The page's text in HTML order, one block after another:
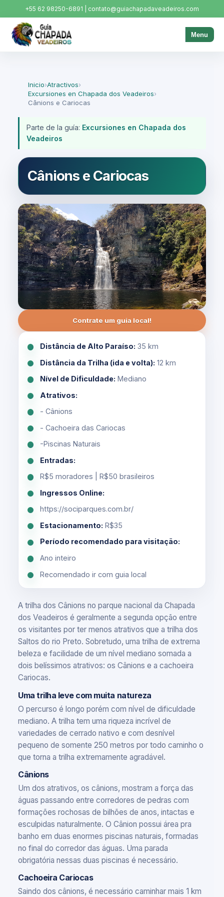
+55 62 98250-6891 | contato@guiachapadaveadeiros.com
Menu
Inicio›Atractivos›
Excursiones en Chapada dos Veadeiros›
Cânions e Cariocas
Parte de la guía: Excursiones en Chapada dos
Veadeiros
Cânions e Cariocas
Contrate um guia local!
Distância de Alto Paraíso: 35 km
Distância da Trilha (ida e volta): 12 km
Nível de Dificuldade: Mediano
Atrativos:
- Cânions
- Cachoeira das Cariocas
-Piscinas Naturais
Entradas:
R$5 moradores | R$50 brasileiros
Ingressos Online:
https://sociparques.com.br/
Estacionamento: R$35
Período recomendado para visitação:
Ano inteiro
Recomendado ir com guia local
A trilha dos Cânions no parque nacional da Chapada
dos Veadeiros é geralmente a segunda opção entre
os visitantes por ter menos atrativos que a trilha dos
Saltos do rio Preto. Sobretudo, uma trilha de extrema
beleza e facilidade de um nível mediano somada a
dois belíssimos atrativos: os Cânions e a cachoeira
Cariocas.
Uma trilha leve com muita natureza
O percurso é longo porém com nível de dificuldade
mediano. A trilha tem uma riqueza incrível de
variedades de cerrado nativo e com desnível
pequeno de somente 250 metros por todo caminho o
que torna a trilha extremamente agradável.
Cânions
Um dos atrativos, os cânions, mostram a força das
águas passando entre corredores de pedras com
formações rochosas de bilhões de anos, intactas e
esculpidas naturalmente. O Cânion possui área pra
banho em duas enormes piscinas naturais, formadas
no final do corredor das águas. Uma parada
obrigatória nessas duas piscinas é necessário.
Cachoeira Cariocas
Saindo dos cânions, é necessário caminhar mais 1 km